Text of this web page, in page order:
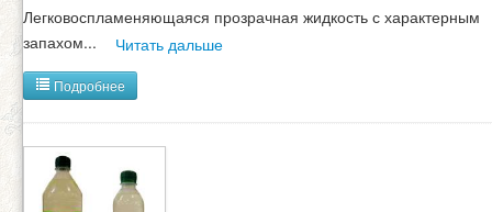
Легковоспламеняющаяся прозрачная жидкость с характерным
запахом... Читать дальше
Подробнее